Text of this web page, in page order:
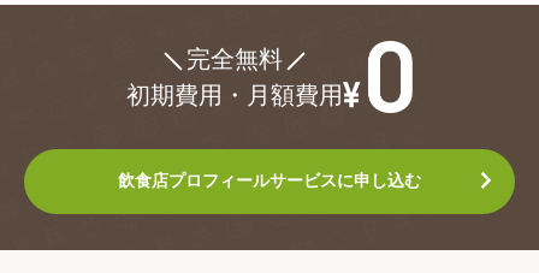
完全無料
初期費用・月額費用
飲食店プロフィールサービスに申し込む